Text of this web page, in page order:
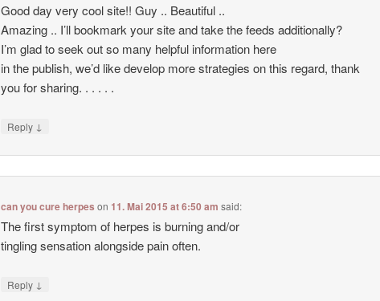
Good day very cool site!! Guy .. Beautiful ..
Amazing .. I’ll bookmark your site and take the feeds additionally?
I’m glad to seek out so many helpful information here
in the publish, we’d like develop more strategies on this regard, thank
you for sharing. . . . . .
Reply ↓
can you cure herpes on11. Mai 2015 at 6:50 am said:
The first symptom of herpes is burning and/or
tingling sensation alongside pain often.
Reply ↓